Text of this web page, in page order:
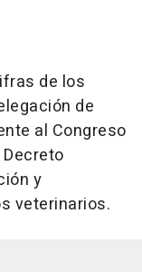
de los
de
al Congreso
y
veterinarios.